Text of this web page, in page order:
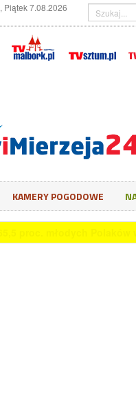
Piątek 7.08.2026
KAMERY POGODOWE